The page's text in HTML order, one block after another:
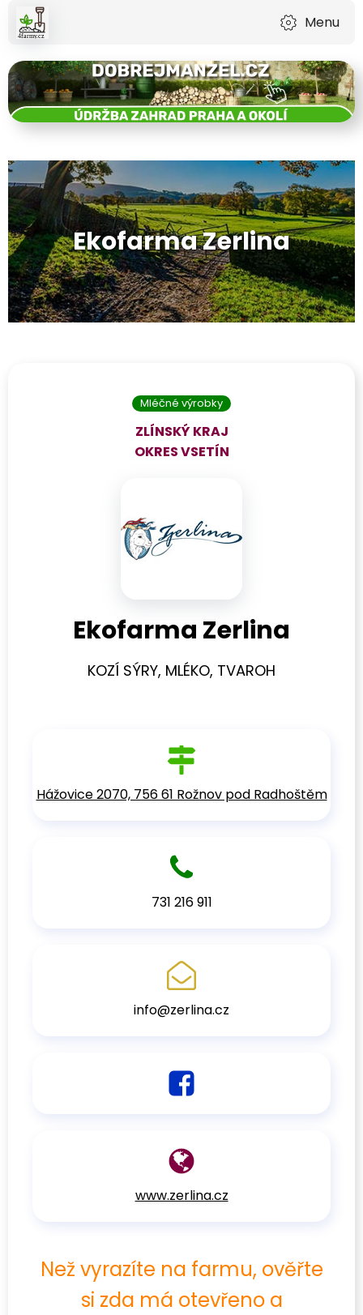
Menu
Ekofarma Zerlina
Mléčné výrobky
ZLÍNSKÝ KRAJ
OKRESVSETÍN
Ekofarma Zerlina
KOZÍ SÝRY, MLÉKO, TVAROH
Hážovice 2070, 756 61 Rožnov pod Radhoštěm
731 216 911
info@zerlina.cz
www.zerlina.cz
Než vyrazíte na farmu, ověřte
si zda má otevřeno a